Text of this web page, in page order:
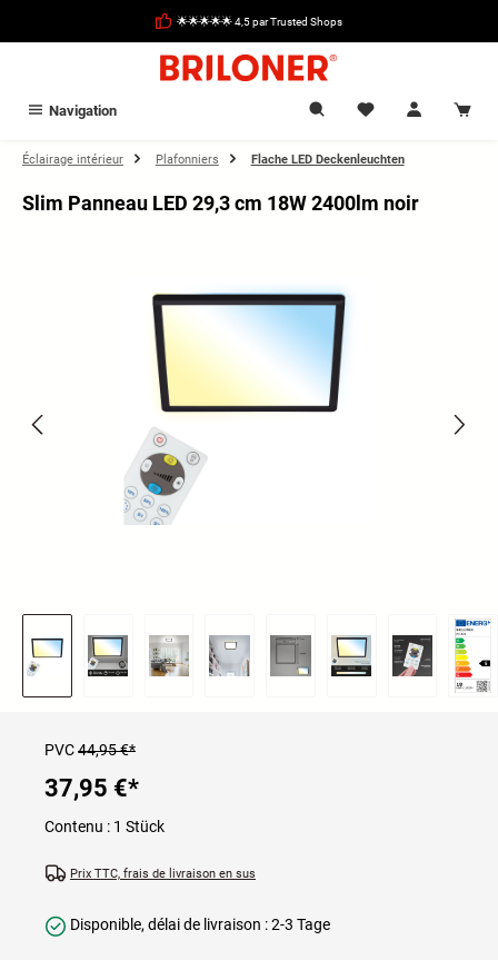
🌟🌟🌟🌟🌟 4,5 par Trusted Shops
Navigation
Éclairage intérieur Plafonniers Flache LED Deckenleuchten
Slim Panneau LED 29,3 cm 18W 2400lm noir
PVC44,95 €*
37,95 €*
Contenu : 1 Stück
Prix TTC, frais de livraison en sus
Disponible, délai de livraison : 2-3 Tage